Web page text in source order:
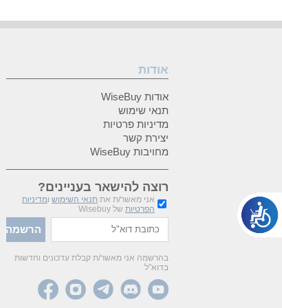
אודות
אודות WiseBuy
תנאי שימוש
מדיניות פרטיות
יצירת קשר
מחויבות WiseBuy
רוצה להישאר בעניינים?
אני מאשר/ת את תנאי השימוש ומדיניות
הפרטיות של Wisebuy
בהרשמה אני מאשר/ת קבלת עדכונים וחדשות
בדוא"ל